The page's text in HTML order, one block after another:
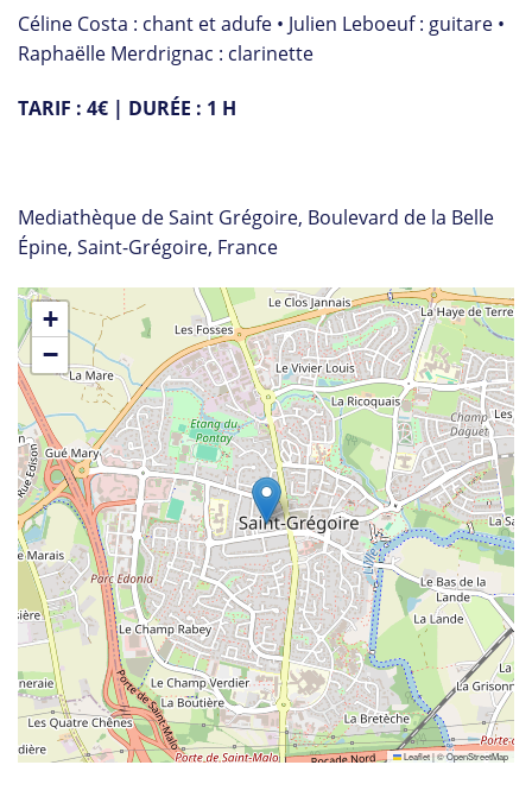
Céline Costa : chant et adufe • Julien Leboeuf : guitare •
Raphaëlle Merdrignac : clarinette
TARIF : 4€ | DURÉE : 1 H
Mediathèque de Saint Grégoire, Boulevard de la Belle
Épine, Saint-Grégoire, France
+
−
Leaflet|©OpenStreetMap